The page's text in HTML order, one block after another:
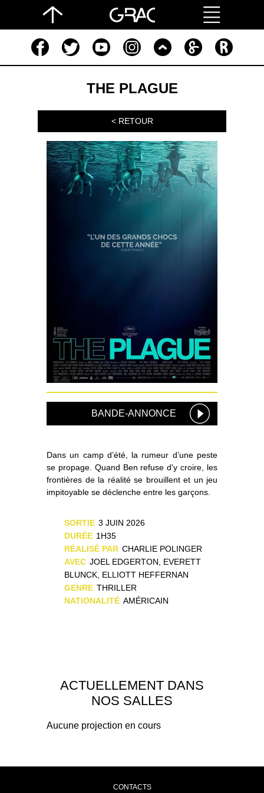
THE PLAGUE
< RETOUR
BANDE-ANNONCE
Dans un camp d’été, la rumeur d’une peste
se propage. Quand Ben refuse d'y croire, les
frontières de la réalité se brouillent et un jeu
impitoyable se déclenche entre les garçons.
SORTIE 3 JUIN 2026
DURÉE 1H35
RÉALISÉ PAR CHARLIE POLINGER
AVEC JOEL EDGERTON, EVERETT
BLUNCK, ELLIOTT HEFFERNAN
GENRE THRILLER
NATIONALITÉ AMÉRICAIN
ACTUELLEMENT DANS
NOS SALLES
Aucune projection en cours
CONTACTS